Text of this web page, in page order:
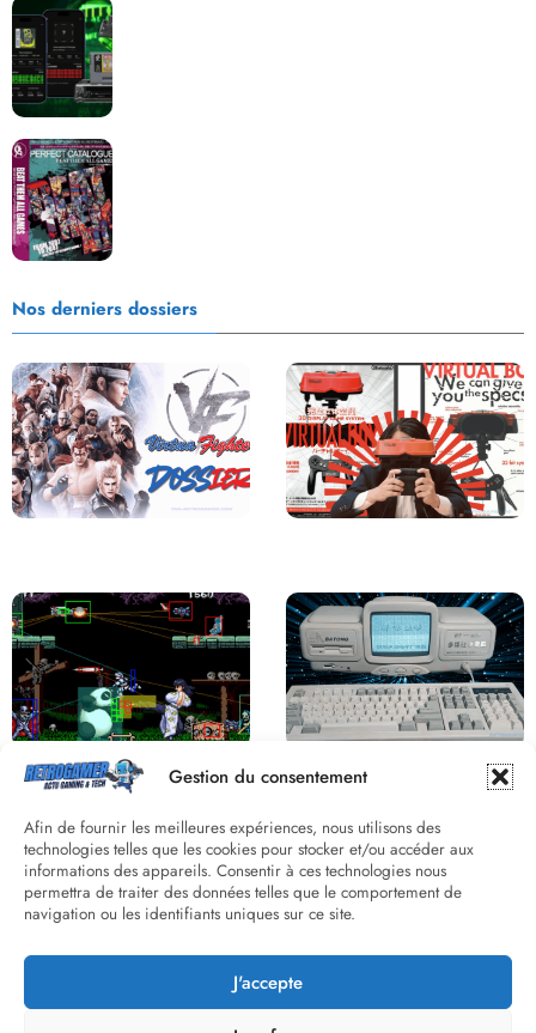
Gestion du consentement
Afin de fournir les meilleures expériences, nous utilisons des
technologies telles que les cookies pour stocker et/ou accéder aux
informations des appareils. Consentir à ces technologies nous
permettra de traiter des données telles que le comportement de
navigation ou les identifiants uniques sur ce site.
J'accepte
Nos derniers dossiers
Derrière le pixel : L’art caché de la
hitbox
Une machine incroyable et
inconnue : le Batong BT-686
Street Fighter II : L’Odyssée d’une